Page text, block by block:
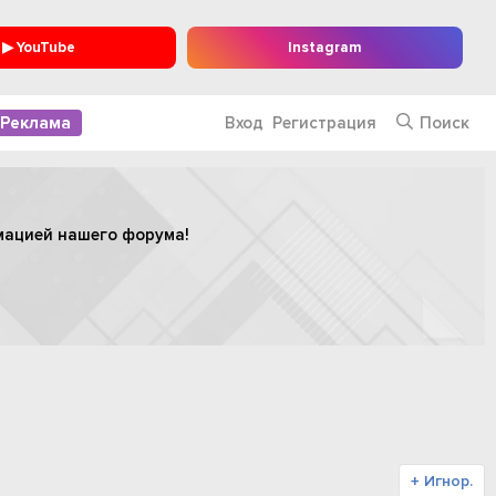
▶ YouTube Instagram
Реклама Вход Регистрация Поиск
нашего форума!
+ Игнор.